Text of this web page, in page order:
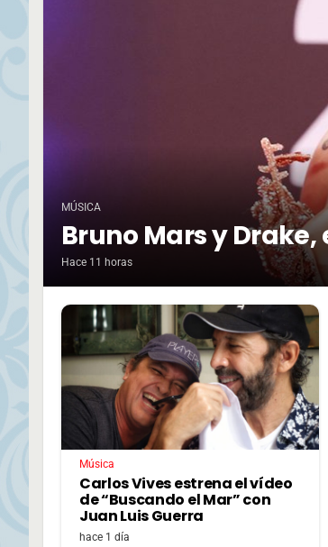
MÚSICA
Bruno Mars y
Hace 11 horas
Música
Carlos Vives estrena el vídeo
de “Buscando el Mar” con
Juan Luis Guerra
hace 1 día